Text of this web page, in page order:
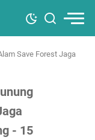
Save Forest Jaga
- 15